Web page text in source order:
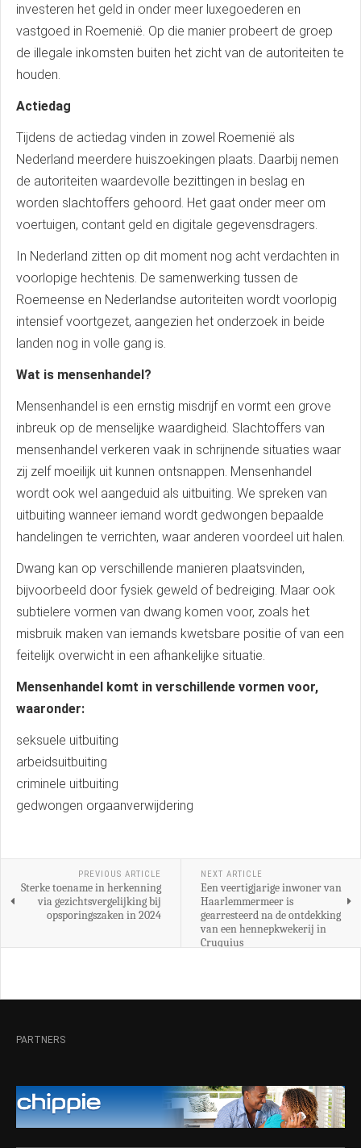
investeren het geld in onder meer luxegoederen en
vastgoed in Roemenië. Op die manier probeert de groep
de illegale inkomsten buiten het zicht van de autoriteiten te
houden.
Actiedag
Tijdens de actiedag vinden in zowel Roemenië als
Nederland meerdere huiszoekingen plaats. Daarbij nemen
de autoriteiten waardevolle bezittingen in beslag en
worden slachtoffers gehoord. Het gaat onder meer om
voertuigen, contant geld en digitale gegevensdragers.
In Nederland zitten op dit moment nog acht verdachten in
voorlopige hechtenis. De samenwerking tussen de
Roemeense en Nederlandse autoriteiten wordt voorlopig
intensief voortgezet, aangezien het onderzoek in beide
landen nog in volle gang is.
Wat is mensenhandel?
Mensenhandel is een ernstig misdrijf en vormt een grove
inbreuk op de menselijke waardigheid. Slachtoffers van
mensenhandel verkeren vaak in schrijnende situaties waar
zij zelf moeilijk uit kunnen ontsnappen. Mensenhandel
wordt ook wel aangeduid als uitbuiting. We spreken van
uitbuiting wanneer iemand wordt gedwongen bepaalde
handelingen te verrichten, waar anderen voordeel uit halen.
Dwang kan op verschillende manieren plaatsvinden,
bijvoorbeeld door fysiek geweld of bedreiging. Maar ook
subtielere vormen van dwang komen voor, zoals het
misbruik maken van iemands kwetsbare positie of van een
feitelijk overwicht in een afhankelijke situatie.
Mensenhandel komt in verschillende vormen voor,
waaronder:
seksuele uitbuiting
arbeidsuitbuiting
criminele uitbuiting
gedwongen orgaanverwijdering
PREVIOUS ARTICLE
Sterke toename in herkenning
via gezichtsvergelijking bij
opsporingszaken in 2024
NEXT ARTICLE
Een veertigjarige inwoner van
Haarlemmermeer is
gearresteerd na de ontdekking
van een hennepkwekerij in
Cruquius
PARTNERS